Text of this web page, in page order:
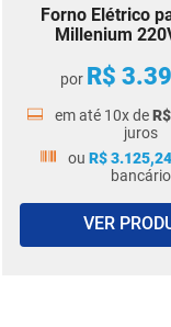
Forno Elétrico
Millenium
por R$ 3.
em até 10x deR$
juros
ou R$3.125,24
bancário
VER